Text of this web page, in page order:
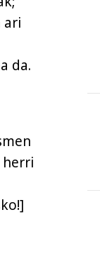
ari
da.